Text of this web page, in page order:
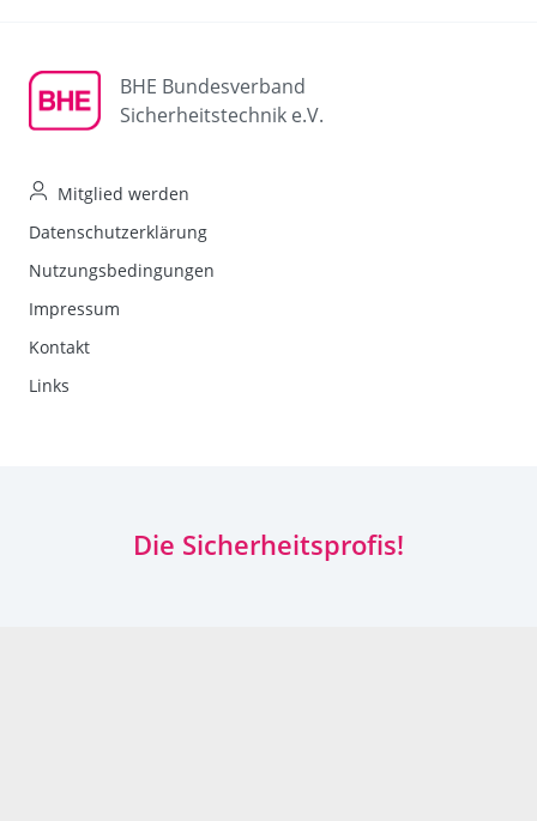
BHE Bundesverband
Sicherheitstechnik e.V.
Mitglied werden
Datenschutzerklärung
Nutzungsbedingungen
Impressum
Kontakt
Links
Die Sicherheitsprofis!